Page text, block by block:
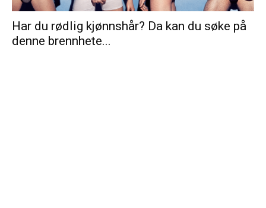
Har du rødlig kjønnshår? Da kan du søke på
denne brennhete...